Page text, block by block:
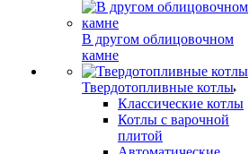
В другом облицовочном
камне
Твердотопливные котлы
Классические котлы
Котлы с варочной
плитой